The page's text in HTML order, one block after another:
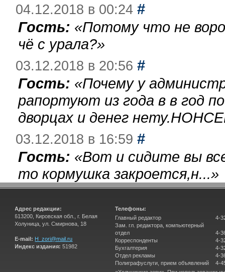
04.12.2018 в 00:24 #
Гость: «Потому что не
чё с урала?»
03.12.2018 в 20:56 #
Гость: «Почему у
рапортуют из года в в год
дворцах и денег
03.12.2018 в 16:59 #
Гость: «Вот и сидите вы
то кормушка закроется,н...»
Адрес редакции:
613200, Кировская обл., г. Белая
Холуница, ул. Смирнова, 18
E-mail: H_zori@mail.ru
Индекс издания: 51982
Телефоны:
Главный редактор
Зам. гл. редактора, компьютерный
отдел
Корреспонденты
Бухгалтерия
Отдел рекламы
Полиграфуслуги, прием объявлений
4-
4-
4-
4-
4-
4-